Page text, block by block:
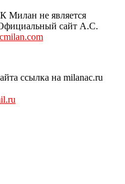
Милан не является
сайт A.C.
ссылка на milanac.ru